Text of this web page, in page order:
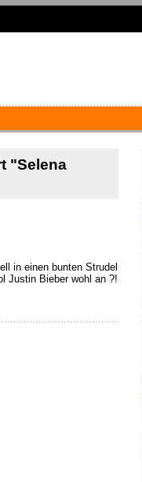
"Selena
in einen bunten Strudel
Justin Bieber wohl an ?!